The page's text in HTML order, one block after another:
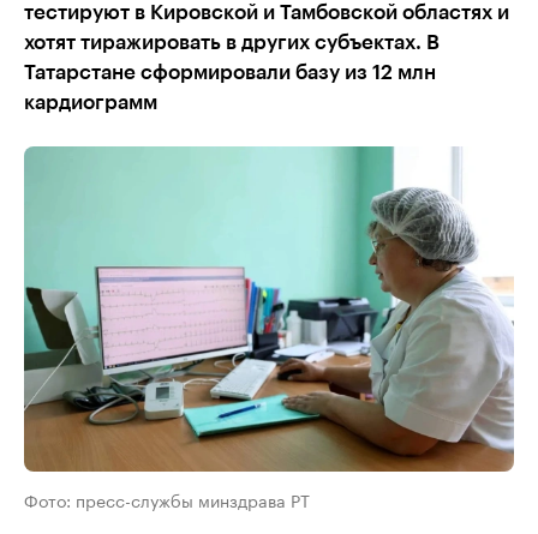
тестируют в Кировской и Тамбовской областях и
хотят тиражировать в других субъектах. В
Татарстане сформировали базу из 12 млн
кардиограмм
Фото: пресс-службы минздрава РТ